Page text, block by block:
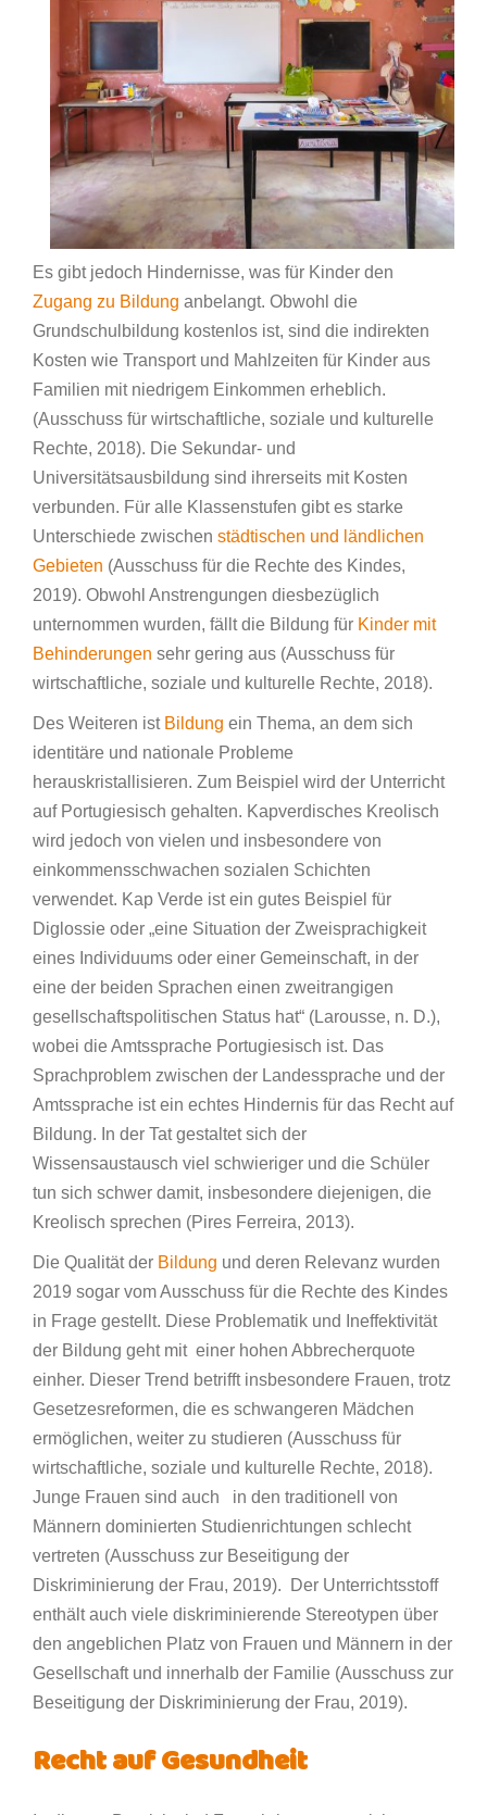
Es gibt jedoch Hindernisse, was für Kinder den
Zugang zu Bildung anbelangt. Obwohl die
Grundschulbildung kostenlos ist, sind die indirekten
Kosten wie Transport und Mahlzeiten für Kinder aus
Familien mit niedrigem Einkommen erheblich.
(Ausschuss für wirtschaftliche, soziale und kulturelle
Rechte, 2018). Die Sekundar- und
Universitätsausbildung sind ihrerseits mit Kosten
verbunden. Für alle Klassenstufen gibt es starke
Unterschiede zwischen städtischen und ländlichen
Gebieten (Ausschuss für die Rechte des Kindes,
2019). Obwohl Anstrengungen diesbezüglich
unternommen wurden, fällt die Bildung für Kinder mit
Behinderungen sehr gering aus (Ausschuss für
wirtschaftliche, soziale und kulturelle Rechte, 2018).
Des Weiteren ist Bildung ein Thema, an dem sich
identitäre und nationale Probleme
herauskristallisieren. Zum Beispiel wird der Unterricht
auf Portugiesisch gehalten. Kapverdisches Kreolisch
wird jedoch von vielen und insbesondere von
einkommensschwachen sozialen Schichten
verwendet. Kap Verde ist ein gutes Beispiel für
Diglossie oder „eine Situation der Zweisprachigkeit
eines Individuums oder einer Gemeinschaft, in der
eine der beiden Sprachen einen zweitrangigen
gesellschaftspolitischen Status hat“ (Larousse, n. D.),
wobei die Amtssprache Portugiesisch ist. Das
Sprachproblem zwischen der Landessprache und der
Amtssprache ist ein echtes Hindernis für das Recht auf
Bildung. In der Tat gestaltet sich der
Wissensaustausch viel schwieriger und die Schüler
tun sich schwer damit, insbesondere diejenigen, die
Kreolisch sprechen (Pires Ferreira, 2013).
Die Qualität der Bildung und deren Relevanz wurden
2019 sogar vom Ausschuss für die Rechte des Kindes
in Frage gestellt. Diese Problematik und Ineffektivität
der Bildung geht mit einer hohen Abbrecherquote
einher. Dieser Trend betrifft insbesondere Frauen, trotz
Gesetzesreformen, die es schwangeren Mädchen
ermöglichen, weiter zu studieren (Ausschuss für
wirtschaftliche, soziale und kulturelle Rechte, 2018).
Junge Frauen sind auch in den traditionell von
Männern dominierten Studienrichtungen schlecht
vertreten (Ausschuss zur Beseitigung der
Diskriminierung der Frau, 2019). Der Unterrichtsstoff
enthält auch viele diskriminierende Stereotypen über
den angeblichen Platz von Frauen und Männern in der
Gesellschaft und innerhalb der Familie (Ausschuss zur
Beseitigung der Diskriminierung der Frau, 2019).
Recht auf Gesundheit